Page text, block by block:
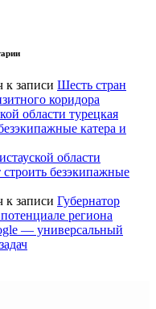
к записи Шесть стран
коридора
области турецкая
катера и
области
безэкипажные
к записи Губернатор
региона
— универсальный